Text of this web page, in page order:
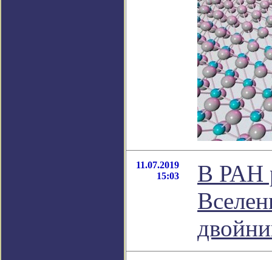
11.07.2019
15:03
В РАН